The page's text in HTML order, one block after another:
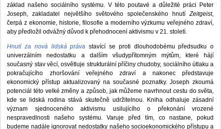
základ našeho sociálního systému. V této poutavé a důležité práci Peter
Joseph, zakladatel největšího světového společenského hnutíZeitgeist,
čerpá z ekonomie, historie, filosofie a moderního výzkumu veřejného zdraví,
aby předložil odvážný důvod k přehodnocení aktivismu v 21. století.
Hnutí za nová lidská práva stavící se proti dlouhodobému předsudku o
univerzálním nedostatku a dalším všudypřítomným mýtům, které hájí
současný stav věcí, osvětluje strukturální příčiny chudoby, sociálního útlaku a
pokračujícího zhoršování veřejného zdraví a nakonec představuje
ekonomický přístup aktualizovaný na současné poznatky. Joseph zkoumá
potenciál této velké změny a způsob, jak můžeme navrhnout cestu do světa,
kde se lidská rodina stává skutečně udržitelnou. Kniha odhaluje zásadní
význam sjednoceného aktivismu usilujícího o překonání vrozené
nespravedlnosti našeho systému. Varuje před tím, co nastane, pokud
budeme nadále ignorovat nedostatky našeho socioekonomického přístupu a